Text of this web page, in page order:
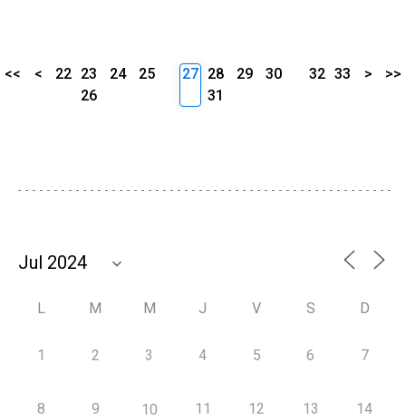
<< < 22 23 24
25
26
27 28 29
30
31
32 33 > >>
L M M J V S D
1 2 3 4 5 6 7
8 9 10 11 12 13 14